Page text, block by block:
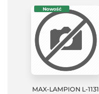
Nowość
MAX-LAMPION L-1131